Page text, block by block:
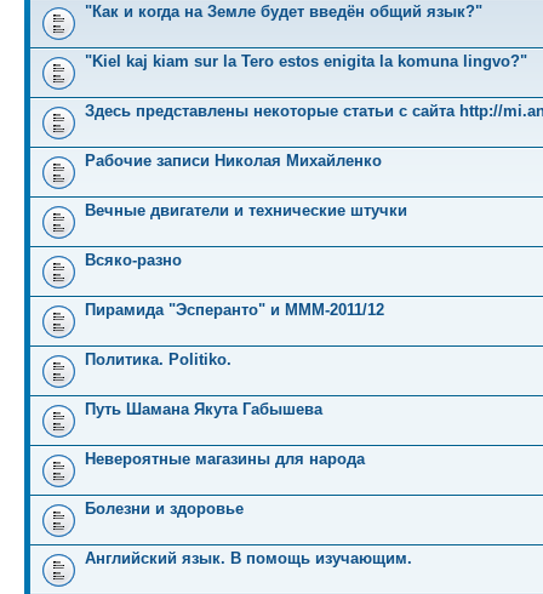
"Как и когда на Земле будет введён общий язык?"
"Kiel kaj kiam sur la Tero estos enigita la komuna lingvo?"
Здесь представлены некоторые статьи с сайта http://
Рабочие записи Николая Михайленко
Вечные двигатели и технические штучки
Всяко-разно
Пирамида "Эсперанто" и MMM-2011/12
Политика. Politiko.
Путь Шамана Якута Габышева
Невероятные магазины для народа
Болезни и здоровье
Английский язык. В помощь изучающим.